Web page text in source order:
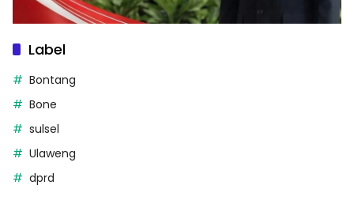
Label
Bontang
Bone
sulsel
Ulaweng
dprd